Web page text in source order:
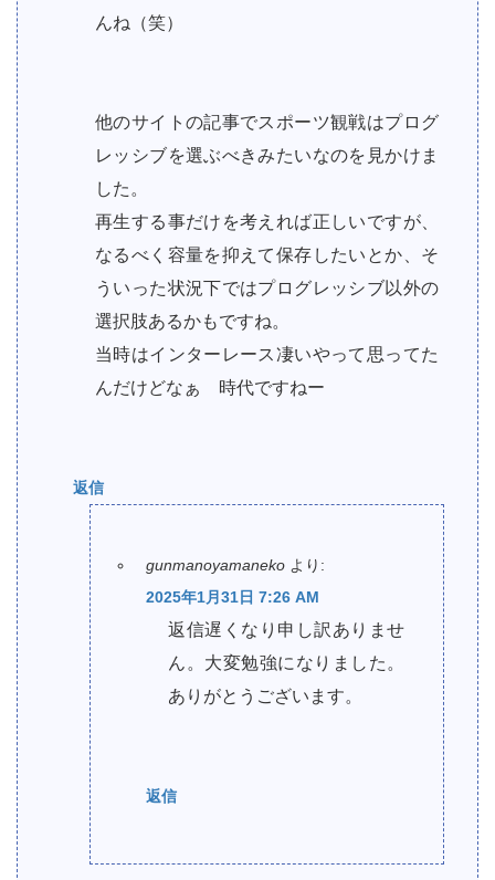
んね（笑）
他のサイトの記事でスポーツ観戦はプログ
レッシブを選ぶべきみたいなのを見かけま
した。
再生する事だけを考えれば正しいですが、
なるべく容量を抑えて保存したいとか、そ
ういった状況下ではプログレッシブ以外の
選択肢あるかもですね。
当時はインターレース凄いやって思ってた
んだけどなぁ 時代ですねー
返信
gunmanoyamaneko より:
2025年1月31日 7:26 AM
返信遅くなり申し訳ありませ
ん。大変勉強になりました。
ありがとうございます。
返信